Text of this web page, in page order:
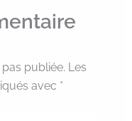
publiée. Les
avec *